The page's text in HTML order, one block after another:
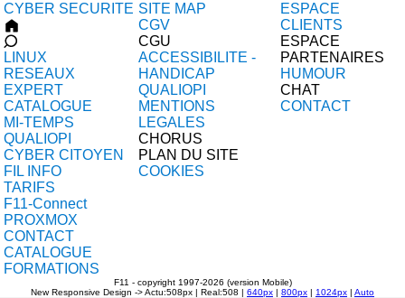
CYBER SECURITE
LINUX
RESEAUX
EXPERT
CATALOGUE
MI-TEMPS
QUALIOPI
CYBER CITOYEN
FIL INFO
TARIFS
F11-Connect
PROXMOX
CONTACT
CATALOGUE
FORMATIONS
SITE MAP
CGV
CGU
ACCESSIBILITE -
HANDICAP
QUALIOPI
MENTIONS
LEGALES
CHORUS
PLAN DU SITE
COOKIES
ESPACE
CLIENTS
ESPACE
PARTENAIRES
HUMOUR
CHAT
CONTACT
F11 - copyright 1997-2026 (version Mobile)
New Responsive Design -> Actu:508px | Real:508 | 640px | 800px | 1024px | Auto